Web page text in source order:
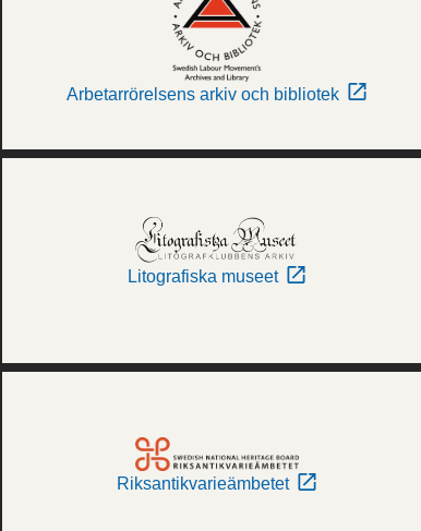
Arbetarrörelsens arkiv och bibliotek
Litografiska museet
Riksantikvarieämbetet